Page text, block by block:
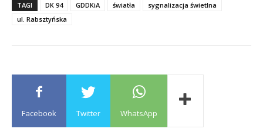
TAGI DK 94 GDDKiA światła
sygnalizacja świetlna
ul. Rabsztyńska
Facebook Twitter WhatsApp